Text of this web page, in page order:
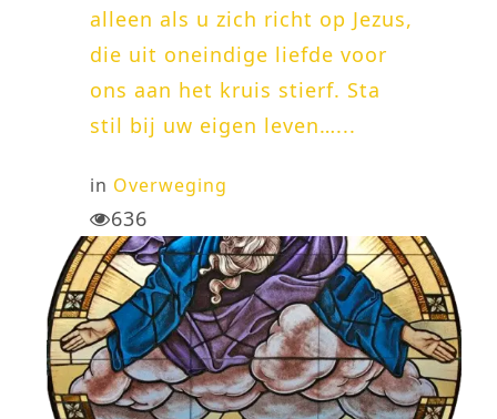
alleen als u zich richt op Jezus,
die uit oneindige liefde voor
ons aan het kruis stierf. Sta
stil bij uw eigen leven…...
in Overweging
636